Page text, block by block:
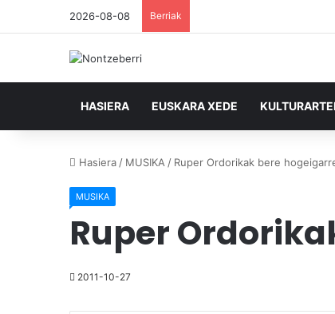
2026-08-08 Berriak
HASIERA EUSKARA XEDE
Hasiera / MUSIKA / Ruper Ordorikak bere
MUSIKA
Ruper
2011-10-27